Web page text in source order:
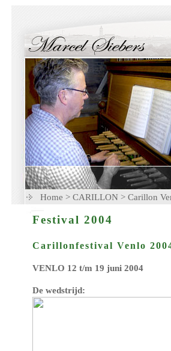
Home > CARILLON > Carillon
Festival 2004
Carillonfestival Venlo
VENLO 12 t/m 19 juni 2004
De wedstrijd: